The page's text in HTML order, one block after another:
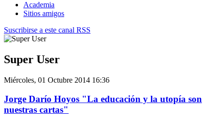
Academia
Sitios amigos
Suscribirse a este canal RSS
Super User
Miércoles, 01 Octubre 2014 16:36
Jorge Darío Hoyos "La educación y la utopía son
nuestras cartas"